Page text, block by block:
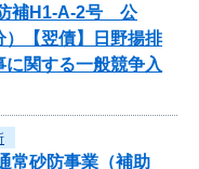
防補H1-A-2号 公
【翌債】日野揚排
関する一般競争入
砂防事業（補助